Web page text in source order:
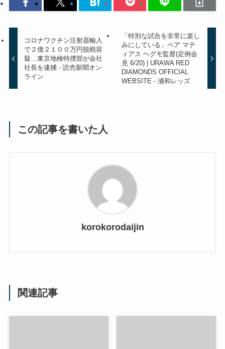
コロナワクチン注射器輸入
で２億２１００万円脱税容
疑…東京地検特捜部が会社
社長を逮捕 - 読売新聞オン
ライン
「特別な試合を非常に楽し
みにしている」ペア マテ
ィアス ヘグモ監督(定例会
見 6/20) | URAWA RED
DIAMONDS OFFICIAL
WEBSITE - 浦和レッズ
この記事を書いた人
korokorodaijin
関連記事